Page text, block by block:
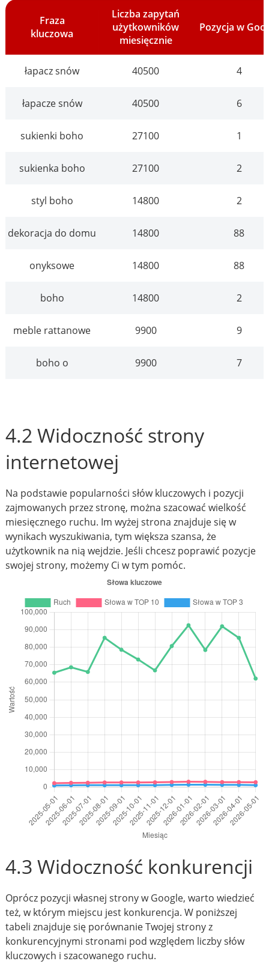
Fraza
kluczowa
Liczba zapytań
użytkowników
miesięcznie
Pozycja w
łapacz snów 40500 4
łapacze snów 40500 6
sukienki boho 27100 1
sukienka boho 27100 2
styl boho 14800 2
dekoracja do domu 14800 88
onyksowe 14800 88
boho 14800 2
meble rattanowe 9900 9
boho o 9900 7
4.2 Widoczność strony
internetowej
Na podstawie popularności słów kluczowych i pozycji
zajmowanych przez stronę, można szacować wielkość
miesięcznego ruchu. Im wyżej strona znajduje się w
wynikach wyszukiwania, tym większa szansa, że
użytkownik na nią wejdzie. Jeśli chcesz poprawić pozycje
swojej strony, możemy Ci w tym pomóc.
4.3 Widoczność konkurencji
Oprócz pozycji własnej strony w Google, warto wiedzieć
też, w którym miejscu jest konkurencja. W poniższej
tabeli znajduje się porównanie Twojej strony z
konkurencyjnymi stronami pod względem liczby słów
kluczowych i szacowanego ruchu.